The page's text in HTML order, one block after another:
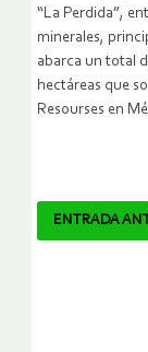
“La Perdida”,
minerales,
abarca un total
hectáreas que
Resourses en
ENTRADA